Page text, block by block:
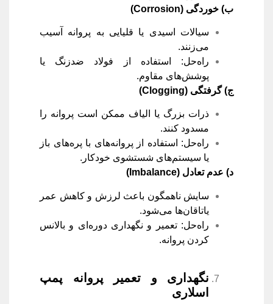
ب) خوردگی (Corrosion)
سیالات اسیدی یا قلیایی به پروانه آسیب
می‌زنند.
راه‌حل: استفاده از فولاد ضدزنگ یا
پوشش‌های مقاوم.
ج) گرفتگی (Clogging)
ذرات بزرگ یا الیاف ممکن است پروانه را
مسدود کنند.
راه‌حل: استفاده از پروانه‌های با پره‌های باز
یا سیستم‌های شستشوی خودکار.
د) عدم تعادل (Imbalance)
سایش ناهمگون باعث لرزش و کاهش عمر
یاتاقان‌ها می‌شود.
راه‌حل: تعمیر و نگهداری دوره‌ای و بالانس
کردن پروانه.
نگهداری و تعمیر پروانه پمپ
اسلاری